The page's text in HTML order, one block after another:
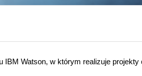
IBM Watson, w którym realizuje